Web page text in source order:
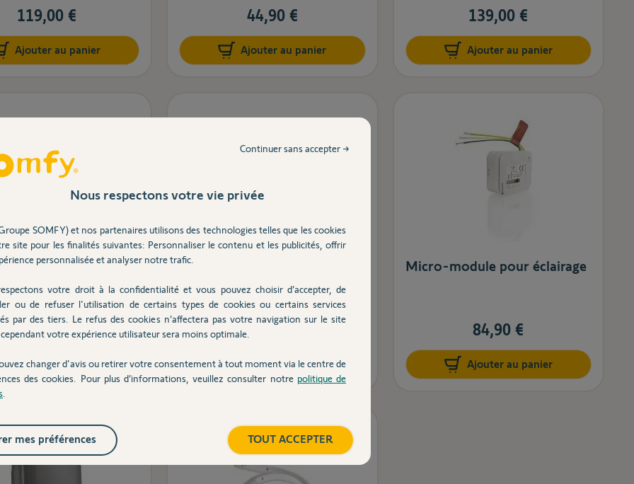
119,00 €
Ajouter au panier
44,90 €
Ajouter au panier
139,00 €
Ajouter au panier
on/off
io
72,90 €
Ajouter au panier
Clé Zwave pour TaHoma
29,90 €
Ajouter au panier
Micro-module pour éclairage
84,90 €
Ajouter au panier
Nous respectons votre vie privée
SOMFY) et nos partenaires utilisons des technologies telles que les cookies
site pour les finalités suivantes: Personnaliser le contenu et les publicités, offrir
personnalisée et analyser notre trafic.
votre droit à la confidentialité et vous pouvez choisir d’accepter, de
ou de refuser l'utilisation de certains types de cookies ou certains services
par des tiers. Le refus des cookies n’affectera pas votre navigation sur le site
votre expérience utilisateur sera moins optimale.
changer d'avis ou retirer votre consentement à tout moment via le centre de
des cookies. Pour plus d’informations, veuillez consulter notre politique de
Continuer sans accepter →
TOUT ACCEPTER
mes préférences